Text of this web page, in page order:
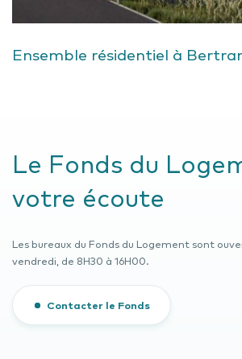
Ensemble résidentiel à
Le Fonds du
votre écoute
Les bureaux du Fonds du Logement sont
vendredi, de 8H30 à 16H00.
Contacter le Fonds